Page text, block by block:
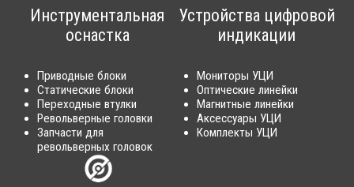
Инструментальная
оснастка
Приводные блоки
Статические блоки
Переходные втулки
Револьверные головки
Запчасти для
револьверных головок
Устройства цифровой
индикации
Мониторы УЦИ
Оптические линейки
Магнитные линейки
Аксессуары УЦИ
Комплекты УЦИ